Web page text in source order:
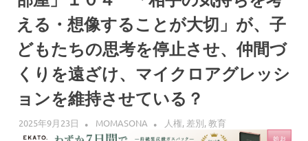
へ
える・想像することが大切」が、子
どもたちの思考を停止させ、仲間づ
くりを遠ざけ、マイクロアグレッシ
ョンを維持させている？
2025年9月23日 MOMASONA 人権, 差別,教育